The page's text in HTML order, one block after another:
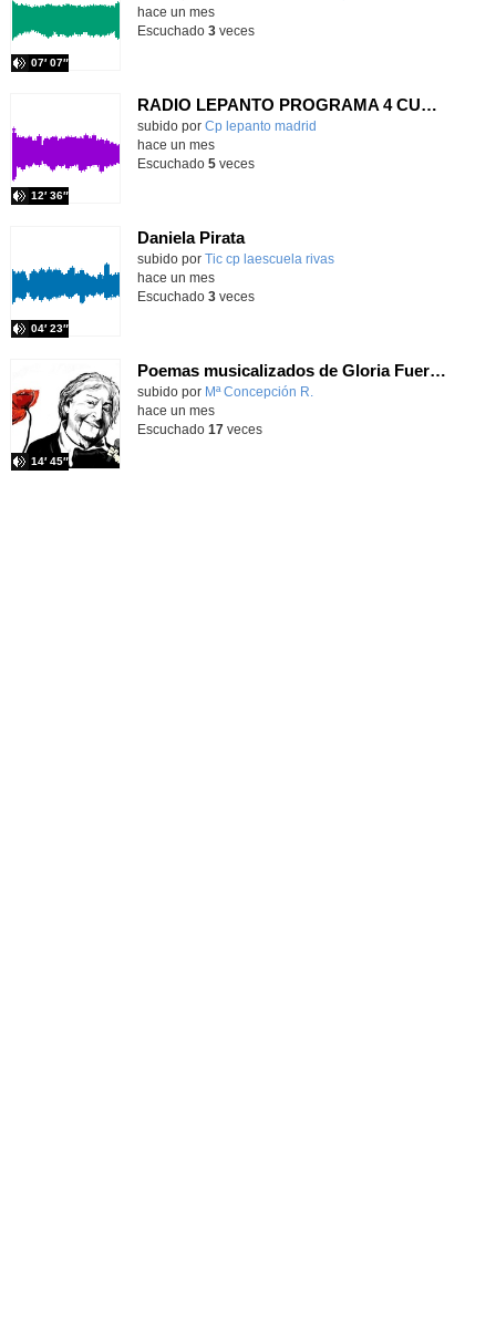
07′ 07″
hace un mes
Escuchado 3veces
RADIO LEPANTO PROGRAMA 4 CURSO 25-26
Contenido educativo.
subido por Cp lepanto madrid
12′ 36″
hace un mes
Escuchado 5veces
Daniela Pirata
Contenido educativo.
subido por Tic cp laescuela rivas
04′ 23″
-
hace un mes
Escuchado 3veces
Poemas musicalizados de Gloria Fuertes - Apasionados por la literatura T3X03 - Onda Lorca
Contenido educativo.
subido por Mª Concepción R.
14′ 45″
hace un mes
Escuchado 17veces